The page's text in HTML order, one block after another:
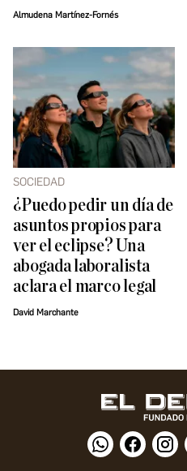
Almudena Martínez-Fornés
SOCIEDAD
¿Puedo pedir un día de
asuntos propios para
ver el eclipse? Una
abogada laboralista
aclara el marco legal
David Marchante